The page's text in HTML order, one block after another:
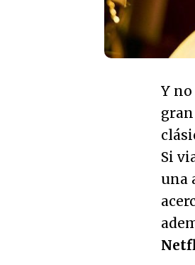
Y
Si
una